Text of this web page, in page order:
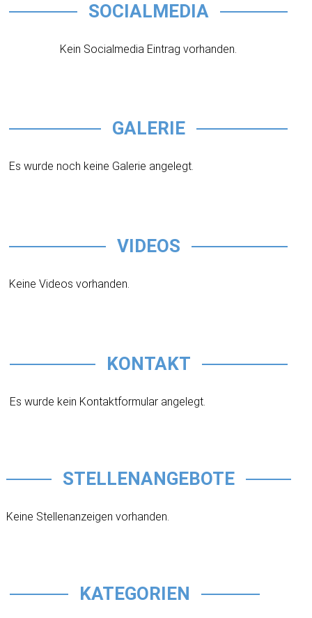
SOCIALMEDIA
Kein Socialmedia Eintrag vorhanden.
GALERIE
Es wurde noch keine Galerie angelegt.
VIDEOS
Keine Videos vorhanden.
KONTAKT
Es wurde kein Kontaktformular angelegt.
STELLENANGEBOTE
Keine Stellenanzeigen vorhanden.
KATEGORIEN